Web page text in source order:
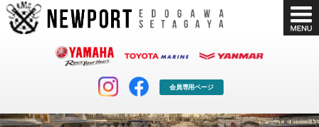
会員専用ページ